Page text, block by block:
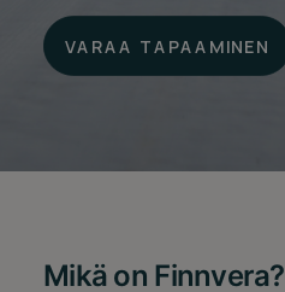
VARAA TAPAAMINEN
Mikä on Finnvera?